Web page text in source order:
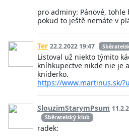
pro adminy: Pánové,
pokud to ještě nemáte v
Ter 22.2.2022 19:47
Listoval už niekto týmito
kníhkupectve nikde nie je
kniderko.
https://www.martinus.sk/
SlouzimStarymPsum
Sběratelský klub
radek: